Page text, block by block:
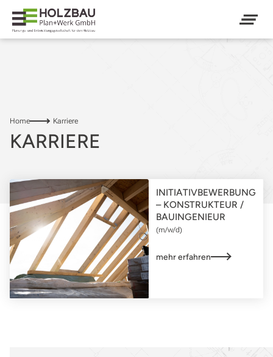
KARRIERE
Home Karriere
INITIATIVBEWERBUNG
– KONSTRUKTEUR /
BAUINGENIEUR
(m/w/d)
mehr erfahren